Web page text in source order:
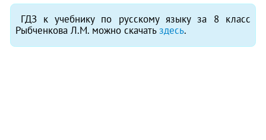
ГДЗ к учебнику по русскому языку за 8 класс
Рыбченкова Л.М. можно скачатьздесь.